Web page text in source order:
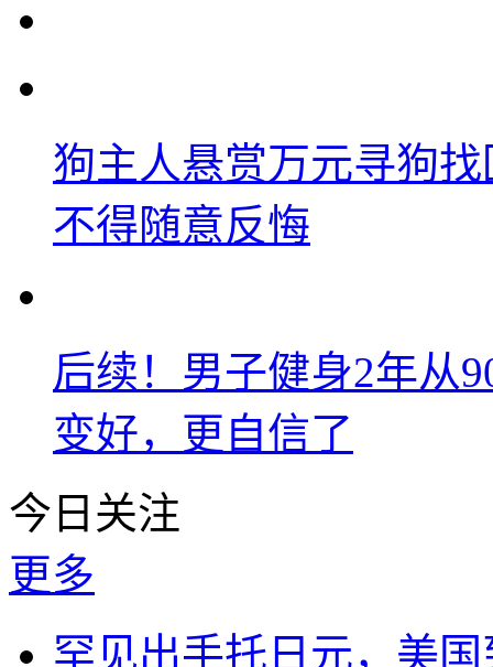
狗主人悬赏万元寻狗
不得随意反悔
后续！男子健身2年从
变好，更自信了
今日关注
更多
罕见出手托日元，美